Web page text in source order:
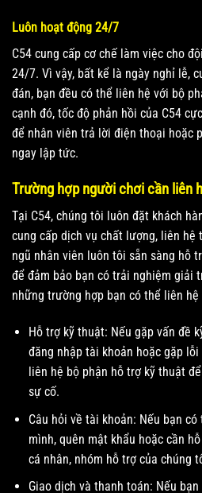
Luôn hoạt động 24/7
C54 cung cấp cơ chế làm việc cho
24/7. Vì vậy, bất kể là ngày nghỉ lễ,
đán, bạn đều có thể liên hệ với bộ
cạnh đó, tốc độ phản hồi của C54
để nhân viên trả lời điện thoại hoặc
ngay lập tức.
Trường hợp người chơi cần liên
Tại C54, chúng tôi luôn đặt khách
cung cấp dịch vụ chất lượng, liên
ngũ nhân viên luôn tôi sẵn sàng hỗ
để đảm bảo bạn có trải nghiệm giải
những trường hợp bạn có thể liên
Hỗ trợ kỹ thuật: Nếu gặp vấn đề
đăng nhập tài khoản hoặc gặp
liên hệ bộ phận hỗ trợ kỹ thuật
sự cố.
Câu hỏi về tài khoản: Nếu bạn
mình, quên mật khẩu hoặc cần
cá nhân, nhóm hỗ trợ của chúng
Giao dịch và thanh toán: Nếu